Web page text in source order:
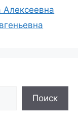
Алексеевна
Поиск